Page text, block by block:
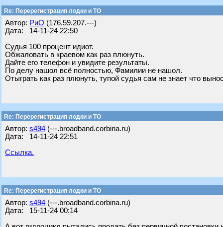
Re: Перерегистрация лодки и ТО
Автор: РиО (176.59.207.---)
Дата: 14-11-24 22:50
Судья 100 процент идиот.
Обжаловать в краевом как раз плюнуть.
Дайте его телефон и увидите результаты.
По делу нашол всё полностью, Фамилии не нашол.
Отыграть как раз плюнуть, тупой судья сам не знает что
Re: Перерегистрация лодки и ТО
Автор: s494 (---.broadband.corbina.ru)
Дата: 14-11-24 22:51
Ссылка.
Re: Перерегистрация лодки и ТО
Автор: s494 (---.broadband.corbina.ru)
Дата: 15-11-24 00:14